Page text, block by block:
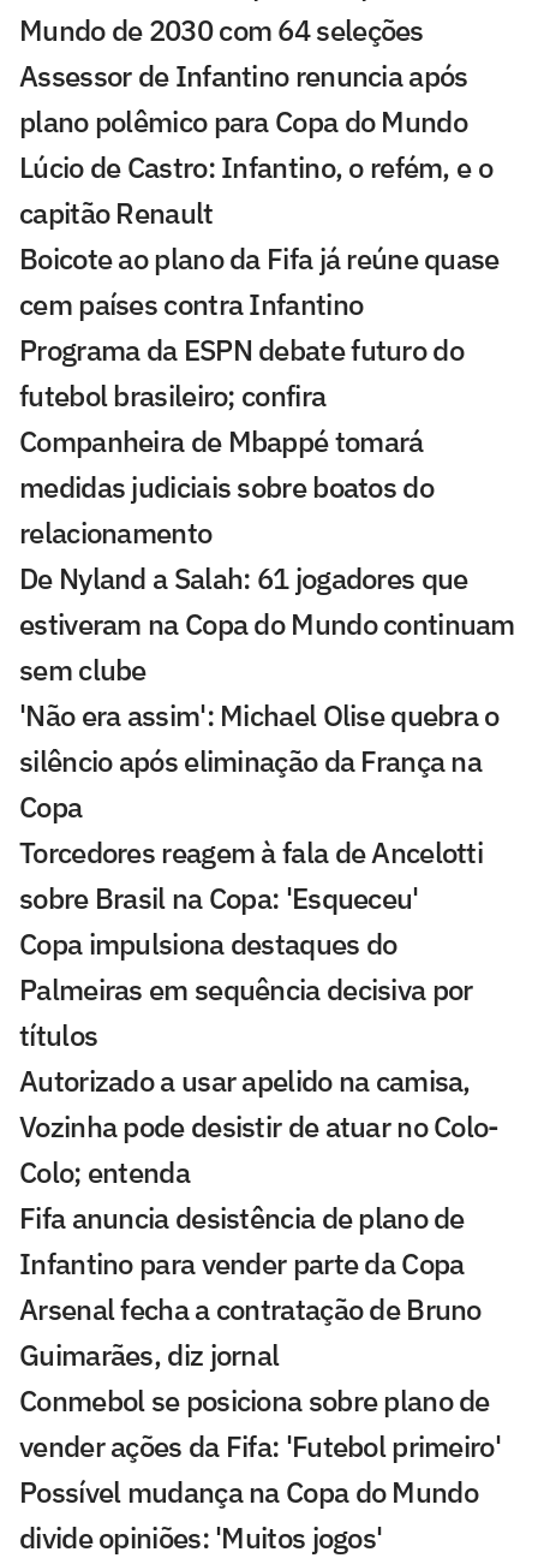
Mundo de 2030 com 64 seleções
Assessor de Infantino renuncia após
plano polêmico para Copa do Mundo
Lúcio de Castro: Infantino, o refém, e o
capitão Renault
Boicote ao plano da Fifa já reúne quase
cem países contra Infantino
Programa da ESPN debate futuro do
futebol brasileiro; confira
Companheira de Mbappé tomará
medidas judiciais sobre boatos do
relacionamento
De Nyland a Salah: 61 jogadores que
estiveram na Copa do Mundo continuam
sem clube
'Não era assim': Michael Olise quebra o
silêncio após eliminação da França na
Copa
Torcedores reagem à fala de Ancelotti
sobre Brasil na Copa: 'Esqueceu'
Copa impulsiona destaques do
Palmeiras em sequência decisiva por
títulos
Autorizado a usar apelido na camisa,
Vozinha pode desistir de atuar no Colo-
Colo; entenda
Fifa anuncia desistência de plano de
Infantino para vender parte da Copa
Arsenal fecha a contratação de Bruno
Guimarães, diz jornal
Conmebol se posiciona sobre plano de
vender ações da Fifa: 'Futebol primeiro'
Possível mudança na Copa do Mundo
divide opiniões: 'Muitos jogos'